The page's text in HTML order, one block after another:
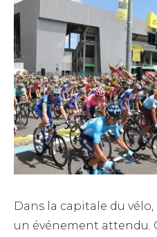
Dans la capitale du
un événement attendu.